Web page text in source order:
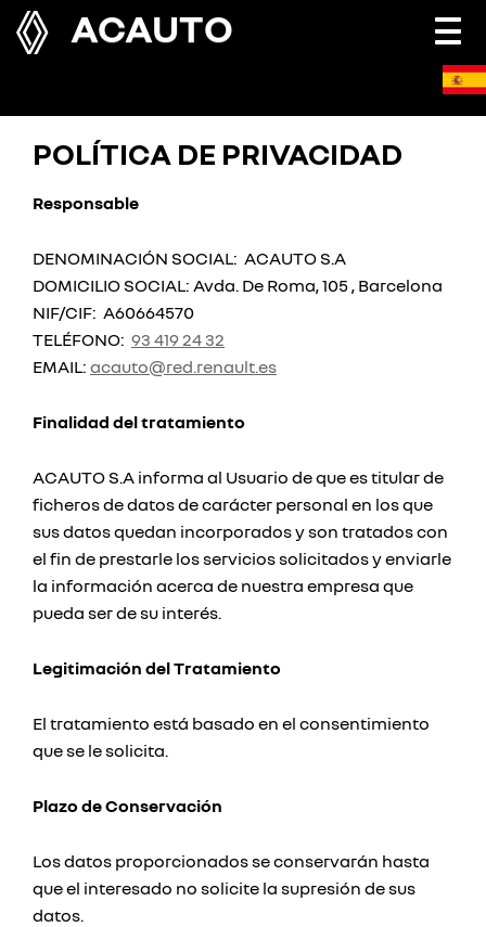
ACAUTO
POLÍTICA DE PRIVACIDAD
Responsable
DENOMINACIÓN SOCIAL: ACAUTO S.A
DOMICILIO SOCIAL: Avda. De Roma, 105 , Barcelona
NIF/CIF: A60664570
TELÉFONO: 93 419 24 32
EMAIL: acauto@red.renault.es
Finalidad del tratamiento
ACAUTO S.A informa al Usuario de que es titular de
ficheros de datos de carácter personal en los que
sus datos quedan incorporados y son tratados con
el fin de prestarle los servicios solicitados y enviarle
la información acerca de nuestra empresa que
pueda ser de su interés.
Legitimación del Tratamiento
El tratamiento está basado en el consentimiento
que se le solicita.
Plazo de Conservación
Los datos proporcionados se conservarán hasta
que el interesado no solicite la supresión de sus
datos.